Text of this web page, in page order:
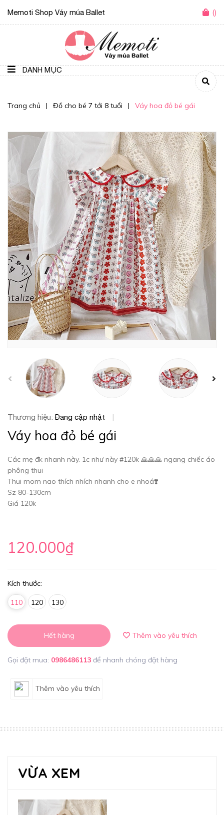
Memoti Shop Váy múa Ballet ()
DANH MỤC
Trang chủ | Đồ cho bé 7 tới 8 tuổi | Váy hoa đỏ bé gái
prev
Thương hiệu:Đang cập nhật
Váy hoa đỏ bé gái
Các mẹ đk nhanh này. 1c như này #120k 🙏🙏🙏 ngang chiếc áo
phông thui
Thui mom nao thích nhích nhanh cho e nhoá❣️
Sz 80-130cm
Giá 120k
120.000₫
Kích thước:
110 120 130
Hết hàng Thêm vào yêu thích
Gọi đặt mua: 0986486113 để nhanh chóng đặt hàng
Thêm vào yêu thích
VỪA XEM